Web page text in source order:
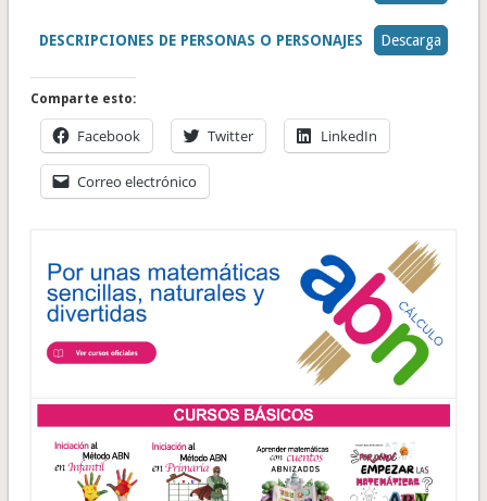
DESCRIPCIONES DE PERSONAS O PERSONAJES Descarga
Comparte esto:
Facebook Twitter LinkedIn
Correo electrónico